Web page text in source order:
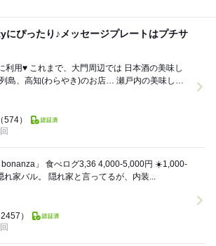
にぴったり♪メッセージプレートはプチサ
日本酒の美味し
（574）
5,000円 ☀️1,000-
2,000円 大門駅近くの隠れ家バル。 隠れ家と言ってるが、内装...
2457）